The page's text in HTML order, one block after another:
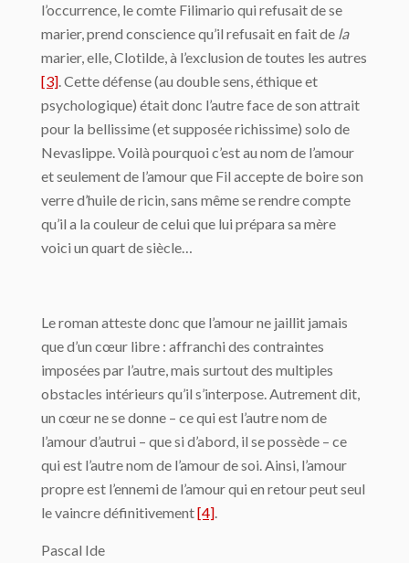
l’occurrence, le comte Filimario qui refusait de se
marier, prend conscience qu’il refusait en fait de la
marier, elle, Clotilde, à l’exclusion de toutes les autres
[3]. Cette défense (au double sens, éthique et
psychologique) était donc l’autre face de son attrait
pour la bellissime (et supposée richissime) solo de
Nevaslippe. Voilà pourquoi c’est au nom de l’amour
et seulement de l’amour que Fil accepte de boire son
verre d’huile de ricin, sans même se rendre compte
qu’il a la couleur de celui que lui prépara sa mère
voici un quart de siècle…
Le roman atteste donc que l’amour ne jaillit jamais
que d’un cœur libre : affranchi des contraintes
imposées par l’autre, mais surtout des multiples
obstacles intérieurs qu’il s’interpose. Autrement dit,
un cœur ne se donne – ce qui est l’autre nom de
l’amour d’autrui – que si d’abord, il se possède – ce
qui est l’autre nom de l’amour de soi. Ainsi, l’amour
propre est l’ennemi de l’amour qui en retour peut seul
le vaincre définitivement[4].
Pascal Ide